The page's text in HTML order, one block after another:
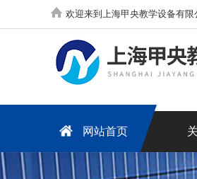
欢迎来到上海甲央教学设备有限
网站首页